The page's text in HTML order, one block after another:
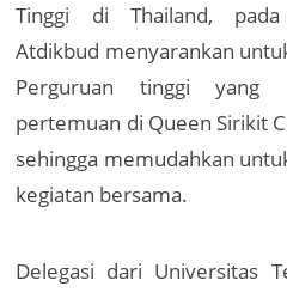
Tinggi di Thailand,
Atdikbud menyarankan
Perguruan tinggi yang
pertemuan di Queen Sirikit
sehingga memudahkan
kegiatan bersama.
Delegasi dari Universitas